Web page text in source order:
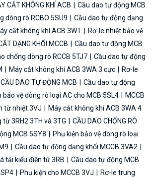
CẮT KHÔNG KHÍ ACB
Cầu dao tự động MCB
dòng rò RCBO 5SU9
Cầu dao tự động dạng
cắt không khí ACB 3WT
Rơ-le nhiệt bảo vệ
DẠNG KHỐI MCCB
Cầu dao tự động MCB
chống dòng rò RCCB 5TJ7
Cầu dao tự động
Máy cắt không khí ACB 3WA 3 cực
Rơ-le
CẦU DAO TỰ ĐỘNG MCB
Cầu dao tự động
bảo vệ dòng rò loại AC cho MCB 5SL4
MCCB
từ nhiệt 3VJ
Máy cắt không khí ACB 3WA 4
từ 3RH2 3TH và 3TG
CẦU DAO CHỐNG RÒ
MCB 5SY8
Phụ kiện bảo vệ dòng rò loại
Cầu dao tự động dạng khối MCCB 3VA2
tải kiểu điện tử 3RB
Cầu dao tự động MCB
Phụ kiện cho MCCB 3VJ
Rơ-le trung